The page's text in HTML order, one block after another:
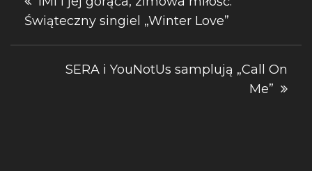
wpisu
Świąteczny singiel „Winter Love”
SERA i YouNotUs samplują „Call On
Me”